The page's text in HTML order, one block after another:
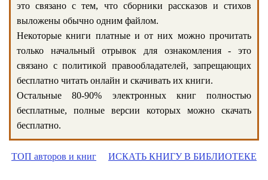
это связано с тем, что сборники рассказов и стихов
выложены обычно одним файлом.
Некоторые книги платные и от них можно прочитать
только начальный отрывок для ознакомления - это
связано с политикой правообладателей, запрещающих
бесплатно читать онлайн и скачивать их книги.
Остальные 80-90% электронных книг полностью
бесплатные, полные версии которых можно скачать
бесплатно.
ТОП авторов и книг ИСКАТЬ КНИГУ В БИБЛИОТЕКЕ